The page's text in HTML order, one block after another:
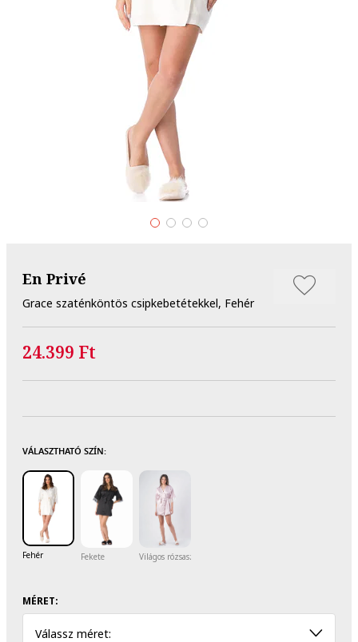
En Privé
Grace szaténköntös csipkebetétekkel, Fehér
24.399 Ft
VÁLASZTHATÓ SZÍN:
Fehér Fekete Világos rózsaszín
MÉRET:
Válassz méret: